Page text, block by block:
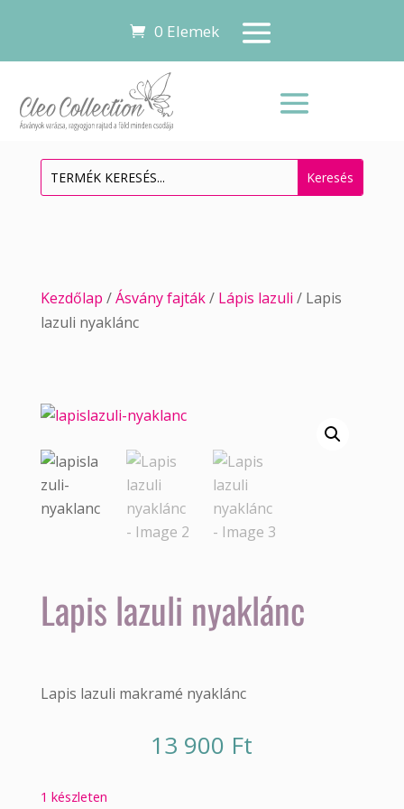
0 Elemek
Kezdőlap /Ásvány fajták/ Lápis lazuli / Lapis
lazuli nyaklánc
Lapis lazuli nyaklánc
Lapis lazuli makramé nyaklánc
13 900 Ft
1 készleten